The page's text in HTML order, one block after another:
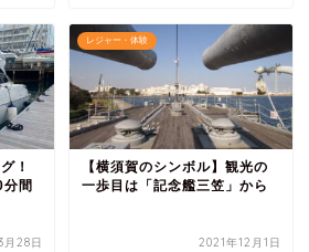
！
間
28日
レジャー・体験
【横須賀のシンボル】観光の
一歩目は「記念艦三笠」から
2021年12月1日